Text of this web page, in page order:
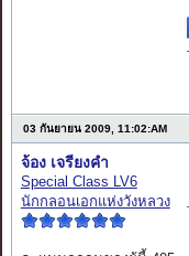
03 กันยายน 2009, 11:02:AM
จ้อง เจรียงคำ
Special Class LV6
นักกลอนเอกแห่งวังหลวง